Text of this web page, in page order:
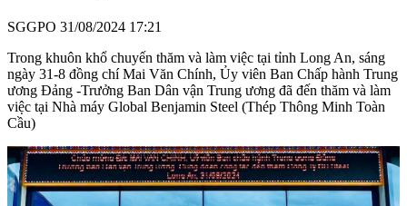
SGGPO 31/08/2024 17:21
Trong khuôn khổ chuyến thăm và làm việc tại tỉnh Long An, sáng
ngày 31-8 đồng chí Mai Văn Chính, Ủy viên Ban Chấp hành Trung
ương Đảng -Trưởng Ban Dân vận Trung ương đã đến thăm và làm
việc tại Nhà máy Global Benjamin Steel (Thép Thông Minh Toàn
Cầu)